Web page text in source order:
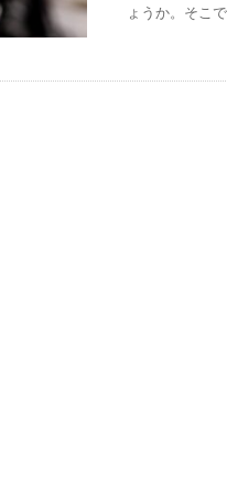
ょうか。そこ